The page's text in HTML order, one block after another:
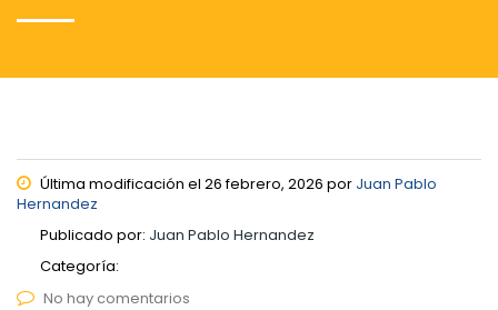
Última modificación el 26 febrero, 2026 por Juan Pablo
Hernandez
Publicado por: Juan Pablo Hernandez
Categoría:
No hay comentarios